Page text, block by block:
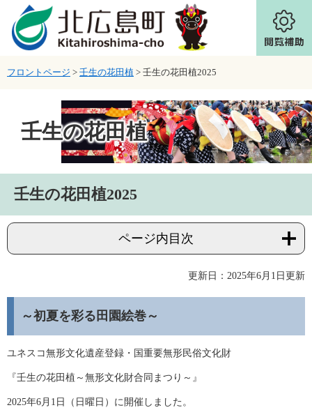
ページの先頭です。
メニューを飛ばして本文へ
フロントページ > 壬生の花田植 > 壬生の花田植2025
壬生の花田植
壬生の花田植2025
ページ内目次
更新日：2025年6月1日更新
～初夏を彩る田園絵巻～
ユネスコ無形文化遺産登録・国重要無形民俗文化財
『壬生の花田植～無形文化財合同まつり～』
2025年6月1日（日曜日）に開催しました。